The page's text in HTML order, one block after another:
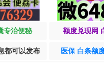
专治便秘 额度兑现网
都可以发布 医保 白条额